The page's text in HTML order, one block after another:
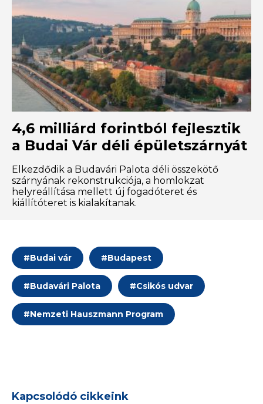
4,6 milliárd forintból fejlesztik
a Budai Vár déli épületszárnyát
Elkezdődik a Budavári Palota déli összekötő
szárnyának rekonstrukciója, a homlokzat
helyreállítása mellett új fogadóteret és
kiállítóteret is kialakítanak.
#Budai vár #Budapest
#Budavári Palota #Csikós udvar
#Nemzeti Hauszmann Program
Kapcsolódó cikkeink